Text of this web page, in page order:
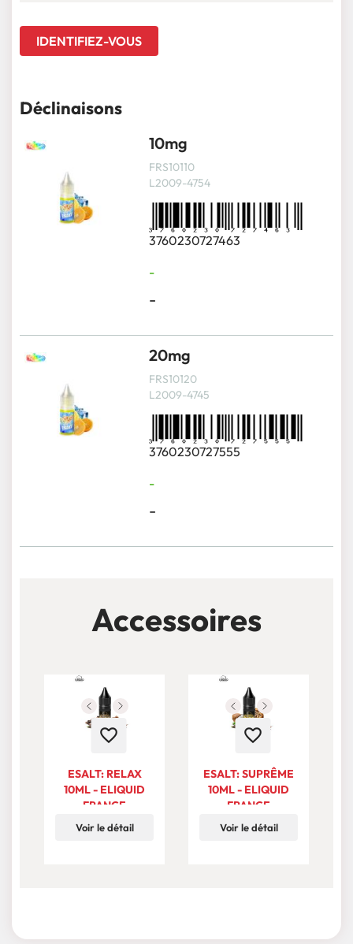
IDENTIFIEZ-VOUS
Déclinaisons
10mg
FRS10110
L2009-4754
3760230727463
-
-
20mg
FRS10120
L2009-4745
3760230727555
-
-
Accessoires
favorite_border
ESALT: RELAX
10ML - ELIQUID
FRANCE
Voir le détail
favorite_border
ESALT: SUPRÊME
10ML - ELIQUID
FRANCE
Voir le détail